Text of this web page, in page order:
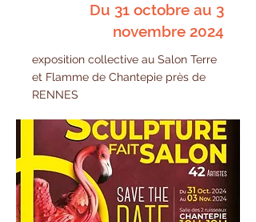
Du 31 octobre au 3
novembre 2024
exposition collective au Salon Terre
et Flamme de Chantepie près de
RENNES